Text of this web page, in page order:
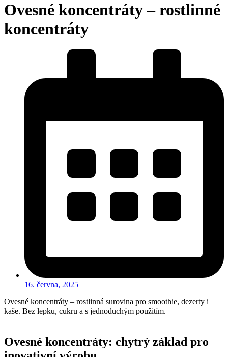
Ovesné koncentráty – rostlinné
koncentráty
16. června, 2025
Ovesné koncentráty – rostlinná surovina pro smoothie, dezerty i
kaše. Bez lepku, cukru a s jednoduchým použitím.
Ovesné koncentráty: chytrý základ pro